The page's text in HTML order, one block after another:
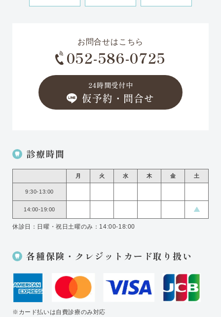
お問合せはこちら
052-586-0725
24時間受付中
仮予約・問合せ
診療時間
月 火 水 木 金 土
9:30-13:00
14:00-19:00
休診日：日曜・祝日 土曜のみ：14:00-18:00
各種保険・クレジットカード取り扱い
※カード払いは自費診療のみ対応